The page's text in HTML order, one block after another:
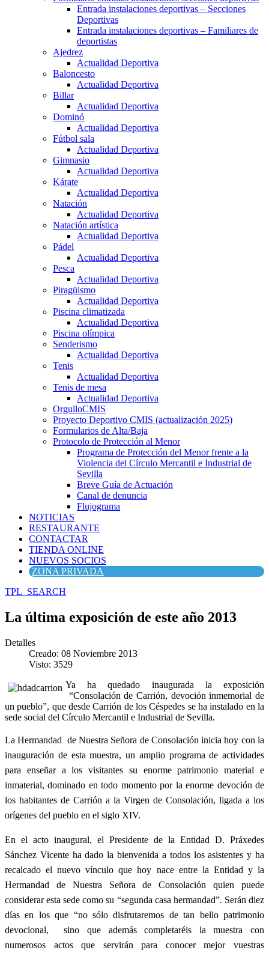
Entrada instalaciones deportivas – Secciones
Deportivas
Entrada instalaciones deportivas – Familiares de
deportistas
Ajedrez
Actualidad Deportiva
Baloncesto
Actualidad Deportiva
Billar
Actualidad Deportiva
Dominó
Actualidad Deportiva
Fútbol sala
Actualidad Deportiva
Gimnasio
Actualidad Deportiva
Kárate
Actualidad Deportiva
Natación
Actualidad Deportiva
Natación artística
Actualidad Deportiva
Pádel
Actualidad Deportiva
Pesca
Actualidad Deportiva
Piragüismo
Actualidad Deportiva
Piscina climatizada
Actualidad Deportiva
Piscina olímpica
Senderismo
Actualidad Deportiva
Tenis
Actualidad Deportiva
Tenis de mesa
Actualidad Deportiva
OrgulloCMIS
Proyecto Deportivo CMIS (actualización 2025)
Formularios de Alta/Baja
Protocolo de Protección al Menor
Programa de Protección del Menor frente a la
Violencia del Círculo Mercantil e Industrial de
Sevilla
Breve Guía de Actuación
Canal de denuncia
Flujograma
NOTICIAS
RESTAURANTE
CONTACTAR
TIENDA ONLINE
NUEVOS SOCIOS
ZONA PRIVADA
TPL_SEARCH
La última exposición de este año 2013
Detalles
Creado: 08 Noviembre 2013
Visto: 3529
Ya ha quedado inaugurada la exposición
“Consolación de Carrión, devoción inmemorial de
un pueblo”, que desde Carrión de los Céspedes se ha instalado en la
sede social del Círculo Mercantil e Industrial de Sevilla.
La Hermandad de Nuestra Señora de Consolación inicia hoy con la
inauguración de esta muestra, un amplio programa de actividades
para enseñar a los visitantes su enorme patrimonio material e
inmaterial, dominado en todo momento por la enorme devoción de
los habitantes de Carrión a la Virgen de Consolación, ligada a los
orígenes del pueblo en el siglo XIV.
En el acto inaugural, el Presidente de la Entidad D. Práxedes
Sánchez Vicente ha dado la bienvenida a todos los asistentes y ha
recalcado el nuevo vínculo que hoy nace entre la Entidad y la
Hermandad de Nuestra Señora de Consolación quien puede
considerar esta sede como su “segunda casa hermandad”. Serán diez
días en los que “no sólo disfrutaremos de tan bello patrimonio
devocional, sino que además completaréis la muestra con
numerosos actos que servirán para conocer mejor vuestras